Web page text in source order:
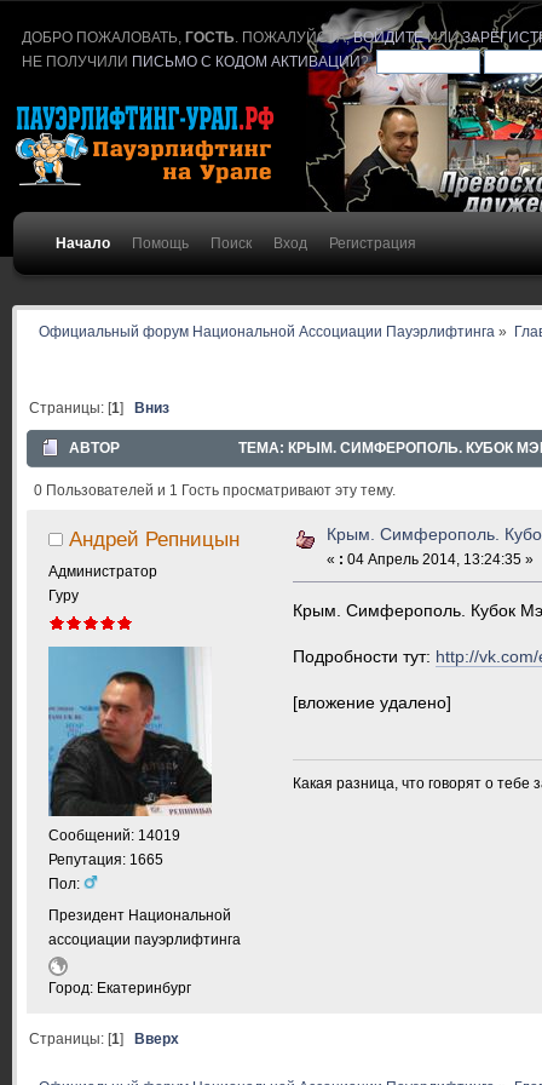
ДОБРО ПОЖАЛОВАТЬ,ГОСТЬ . ПОЖАЛУЙСТА,ВОЙДИТЕИЛИ
НЕ ПОЛУЧИЛИ ПИСЬМО С КОДОМ АКТИВАЦИИ?
Начало Помощь Поиск Вход Регистрация
Официальный форум Национальной Ассоциации Пауэрлифтинга »
Страницы: [1]Вниз
АВТОР ТЕМА: КРЫМ. СИМФЕРОПОЛЬ. КУБОК
0 Пользователей и 1 Гость просматривают эту тему.
Андрей Репницын
Администратор
Гуру
Сообщений: 14019
Репутация: 1665
Пол:
Президент Национальной
ассоциации пауэрлифтинга
Город: Екатеринбург
Крым. Симферополь.
« : 04 Апрель 2014, 13:24:35 »
Крым. Симферополь. Кубок
Подробности тут: http://
[вложение удалено]
Какая разница, что говорят о
Страницы: [1]Вверх